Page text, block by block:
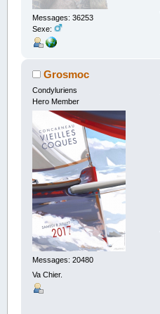
Messages: 36253
Sexe:
Grosmoc
Condyluriens
Hero Member
Messages: 20480
Va Chier.